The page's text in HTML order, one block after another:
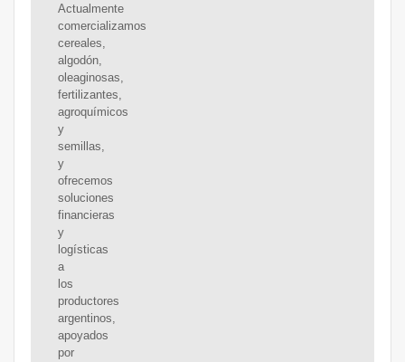
Actualmente
comercializamos
cereales,
algodón,
oleaginosas,
fertilizantes,
agroquímicos
y
semillas,
y
ofrecemos
soluciones
financieras
y
logísticas
a
los
productores
argentinos,
apoyados
por